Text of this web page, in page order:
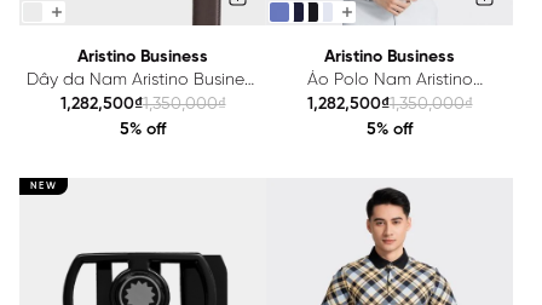
Aristino Business
Dây da Nam Aristino Business
1LE0070Z
1,282,500₫1,350,000₫
5% off
Aristino Business
Áo Polo Nam Aristino
Business Cotton 1PS079AZ
1,282,500₫1,350,000₫
5% off
NEW